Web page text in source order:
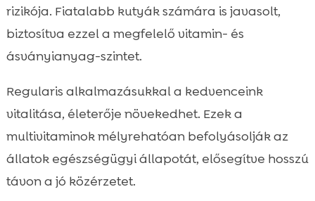
rizikója. Fiatalabb kutyák számára is javasolt,
biztosítva ezzel a megfelelő vitamin- és
ásványianyag-szintet.
Regularis alkalmazásukkal a kedvenceink
vitalitása, életerője növekedhet. Ezek a
multivitaminok mélyrehatóan befolyásolják az
állatok egészségügyi állapotát, elősegítve hosszú
távon a jó közérzetet.